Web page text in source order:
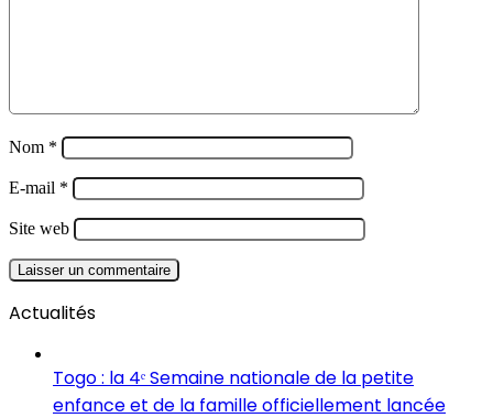
Nom *
E-mail *
Site web
Actualités
Togo : la 4ᵉ Semaine nationale de la petite
enfance et de la famille officiellement lancée